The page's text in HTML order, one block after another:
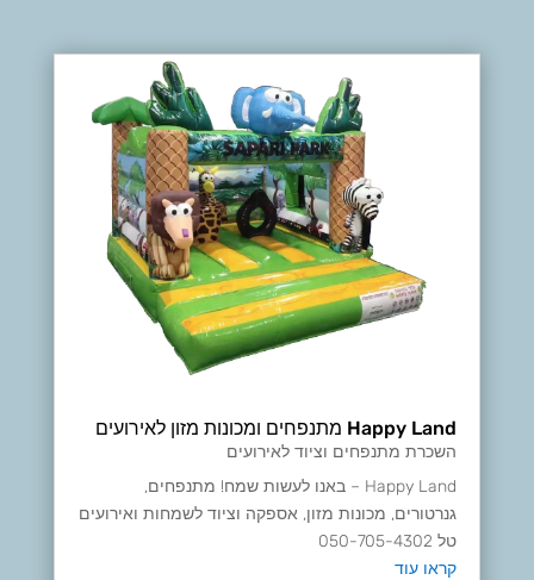
Happy Land מתנפחים ומכונות מזון לאירועים
השכרת מתנפחים וציוד לאירועים
Happy Land – באנו לעשות שמח! מתנפחים,
גנרטורים, מכונות מזון, אספקה וציוד לשמחות ואירועים
טל 050-705-4302
קראו עוד